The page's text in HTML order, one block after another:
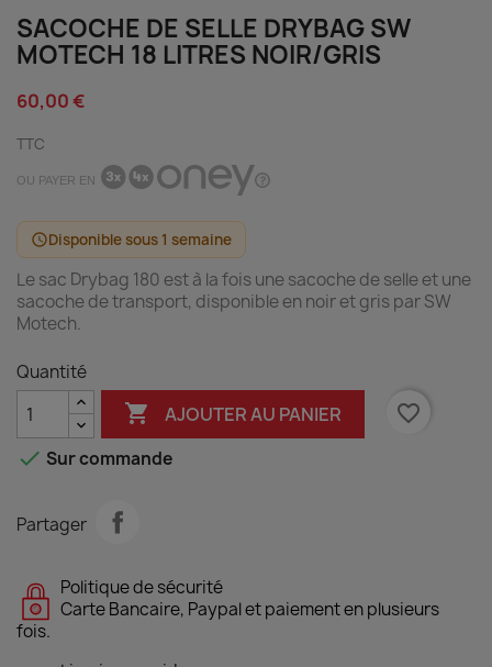
SACOCHE DE SELLE DRYBAG SW
MOTECH 18 LITRES NOIR/GRIS
60,00 €
TTC
OU PAYER EN
scheduleDisponible sous 1 semaine
Le sac Drybag 180 est à la fois une sacoche de selle et une
sacoche de transport, disponible en noir et gris par SW
Motech.
Quantité
 AJOUTER AU PANIER
favorite_border
 Sur commande
Partager
Politique de sécurité
Carte Bancaire, Paypal et paiement en plusieurs
fois.